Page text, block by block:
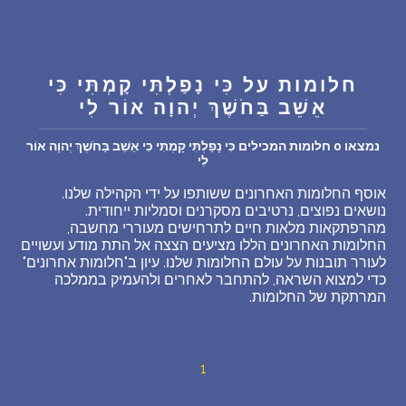
פענוח חלום אנושי
מדיניות פרטיות
הסכם שימוש
2
חלומות על כִּי נָפַלְתִּי קָמְתִּי כִּי
אֵשֵׁב בַּחֹשֶׁךְ יְהוָה אוֹר לִי
נמצאו 0 חלומות המכילים כִּי נָפַלְתִּי קָמְתִּי כִּי אֵשֵׁב בַּחֹשֶׁךְ יְהוָה אוֹר
לִי
אוסף החלומות האחרונים ששותפו על ידי הקהילה שלנו.
נושאים נפוצים, נרטיבים מסקרנים וסמליות ייחודית.
מהרפתקאות מלאות חיים לתרחישים מעוררי מחשבה,
החלומות האחרונים הללו מציעים הצצה אל התת מודע ועשויים
לעורר תובנות על עולם החלומות שלנו. עיון ב"חלומות אחרונים"
כדי למצוא השראה, להתחבר לאחרים ולהעמיק בממלכה
המרתקת של החלומות.
1